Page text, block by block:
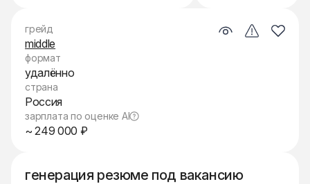
генерация резюме под вакансию
грейд
middle
формат
удалённо
страна
Россия
зарплата по оценке AI
~ 249 000 ₽